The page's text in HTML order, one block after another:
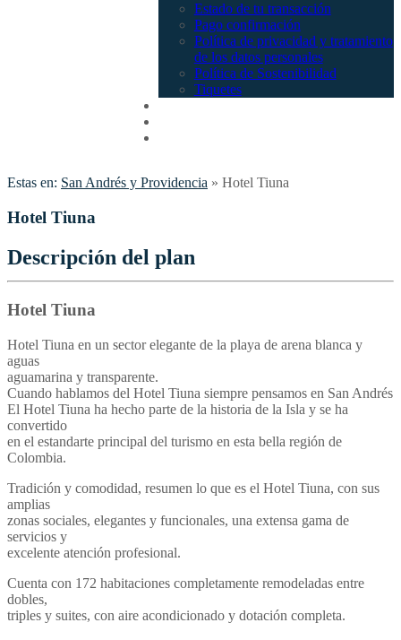
Estado de tu transacción
Pago confirmación
Política de privacidad y tratamiento
de los datos personales
Política de Sostenibilidad
Tiquetes
Estas en: San Andrés y Providencia » Hotel Tiuna
Hotel Tiuna
Descripción del plan
Hotel Tiuna
Hotel Tiuna en un sector elegante de la playa de arena blanca y
aguas
aguamarina y transparente.
Cuando hablamos del Hotel Tiuna siempre pensamos en San Andrés
El Hotel Tiuna ha hecho parte de la historia de la Isla y se ha
convertido
en el estandarte principal del turismo en esta bella región de
Colombia.
Tradición y comodidad, resumen lo que es el Hotel Tiuna, con sus
amplias
zonas sociales, elegantes y funcionales, una extensa gama de
servicios y
excelente atención profesional.
Cuenta con 172 habitaciones completamente remodeladas entre
dobles,
triples y suites, con aire acondicionado y dotación completa.